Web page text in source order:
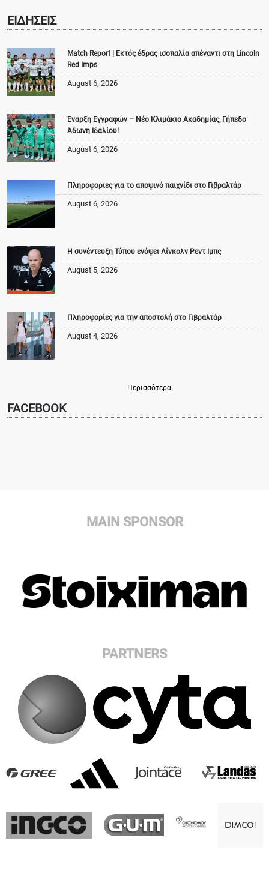
ΕΙΔΗΣΕΙΣ
Match Report | Εκτός έδρας ισοπαλία απέναντι στη Lincoln
Red Imps
August 6, 2026
Έναρξη Εγγραφών – Νέο Κλιμάκιο Ακαδημίας, Γήπεδο
Άδωνη Ιδαλίου!
August 6, 2026
Πληροφοριες για το αποψινό παιχνίδι στο Γιβραλτάρ
August 6, 2026
Η συνέντευξη Τύπου ενόψει Λίνκολν Ρεντ Ιμπς
August 5, 2026
Πληροφορίες για την αποστολή στο Γιβραλτάρ
August 4, 2026
Περισσότερα
FACEBOOK
MAIN SPONSOR
PARTNERS